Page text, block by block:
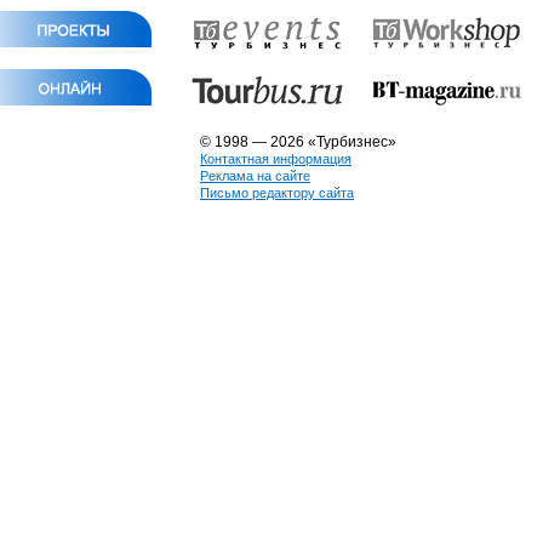
© 1998 — 2026 «Турбизнес»
Контактная информация
Реклама на сайте
Письмо редактору сайта